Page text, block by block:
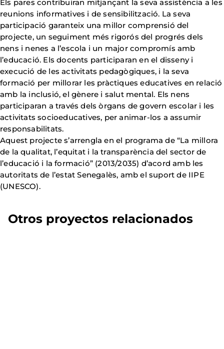
Els pares contribuiran mitjançant la seva assistència a les
reunions informatives i de sensibilització. La seva
participació garanteix una millor comprensió del
projecte, un seguiment més rigorós del progrés dels
nens i nenes a l’escola i un major compromís amb
l’educació. Els docents participaran en el disseny i
execució de les activitats pedagògiques, i la seva
formació per millorar les pràctiques educatives en relació
amb la inclusió, el gènere i salut mental. Els nens
participaran a través dels òrgans de govern escolar i les
activitats socioeducatives, per animar-los a assumir
responsabilitats.
Aquest projecte s’arrengla en el programa de “La millora
de la qualitat, l’equitat i la transparència del sector de
l’educació i la formació” (2013/2035) d’acord amb les
autoritats de l’estat Senegalès, amb el suport de IIPE
(UNESCO).
Otros proyectos relacionados